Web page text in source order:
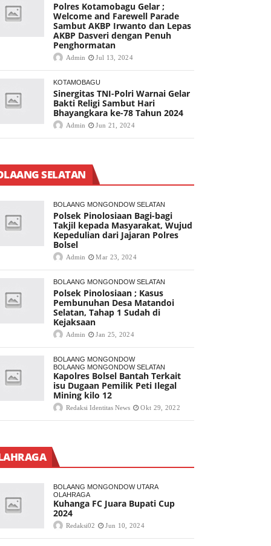
Polres Kotamobagu Gelar ;
Welcome and Farewell Parade
Sambut AKBP Irwanto dan Lepas
AKBP Dasveri dengan Penuh
Penghormatan
Admin Jul 13, 2024
KOTAMOBAGU
Sinergitas TNI-Polri Warnai Gelar
Bakti Religi Sambut Hari
Bhayangkara ke-78 Tahun 2024
Admin Jun 21, 2024
SELATAN
BOLAANG MONGONDOW SELATAN
Polsek Pinolosiaan Bagi-bagi
Takjil kepada Masyarakat, Wujud
Kepedulian dari Jajaran Polres
Bolsel
Admin Mar 23, 2024
BOLAANG MONGONDOW SELATAN
Polsek Pinolosiaan ; Kasus
Pembunuhan Desa Matandoi
Selatan, Tahap 1 Sudah di
Kejaksaan
Admin Jan 25, 2024
BOLAANG MONGONDOW
BOLAANG MONGONDOW SELATAN
Kapolres Bolsel Bantah Terkait
isu Dugaan Pemilik Peti Ilegal
Mining kilo 12
Redaksi Identitas News Okt 29, 2022
BOLAANG MONGONDOW UTARA
OLAHRAGA
Kuhanga FC Juara Bupati Cup
2024
Redaksi02 Jun 10, 2024